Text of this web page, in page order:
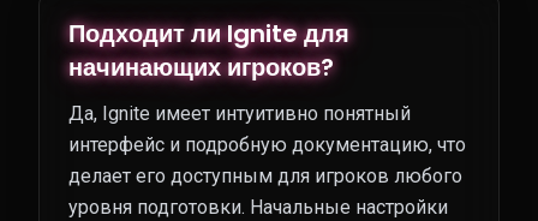
Подходит ли Ignite для
начинающих игроков?
Да, Ignite имеет интуитивно понятный
интерфейс и подробную документацию, что
делает его доступным для игроков любого
уровня подготовки. Начальные настройки